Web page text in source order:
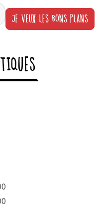
JE VEUX LES BONS PLANS